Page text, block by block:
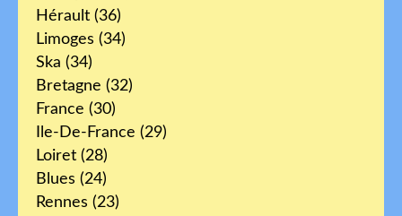
Hérault (36)
Limoges (34)
Ska (34)
Bretagne (32)
France (30)
Ile-De-France (29)
Loiret (28)
Blues (24)
Rennes (23)